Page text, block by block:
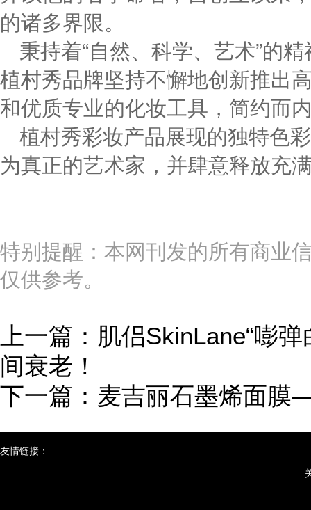
的诸多界限。
秉持着“自然、科学、艺术”的
植村秀品牌坚持不懈地创新推出
和优质专业的化妆工具，简约而
植村秀彩妆产品展现的独特色
为真正的艺术家，并肆意释放充
特别提醒：本网刊发的所有商业
仅供参考。
上一篇： 肌侣SkinLane“嘭
间衰老！
下一篇： 麦吉丽石墨烯面
友情链接：